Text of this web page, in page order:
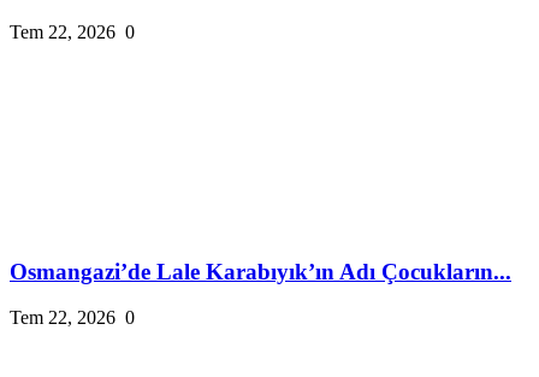
Tem 22, 2026 0
Osmangazi’de Lale Karabıyık’ın Adı Çocukların...
Tem 22, 2026 0